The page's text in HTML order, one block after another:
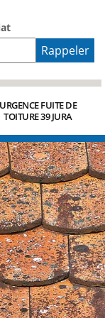
URGENCE FUITE DE
TOITURE 39 JURA